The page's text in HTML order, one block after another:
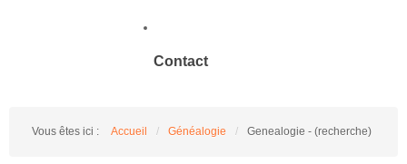
Contact
Vous êtes ici : Accueil / Généalogie / Genealogie - (recherche)